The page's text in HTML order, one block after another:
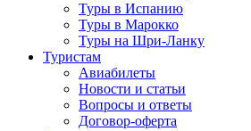
Туры в Испанию
Туры в Марокко
Туры на Шри-Ланку
Туристам
Авиабилеты
Новости и статьи
Вопросы и ответы
Договор-оферта